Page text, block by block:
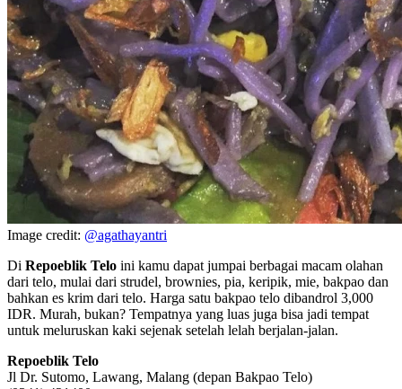
Image credit: @agathayantri
Di Repoeblik Telo ini kamu dapat jumpai berbagai macam olahan
dari telo, mulai dari strudel, brownies, pia, keripik, mie, bakpao dan
bahkan es krim dari telo. Harga satu bakpao telo dibandrol 3,000
IDR. Murah, bukan? Tempatnya yang luas juga bisa jadi tempat
untuk meluruskan kaki sejenak setelah lelah berjalan-jalan.
Repoeblik Telo
Jl Dr. Sutomo, Lawang, Malang (depan Bakpao Telo)